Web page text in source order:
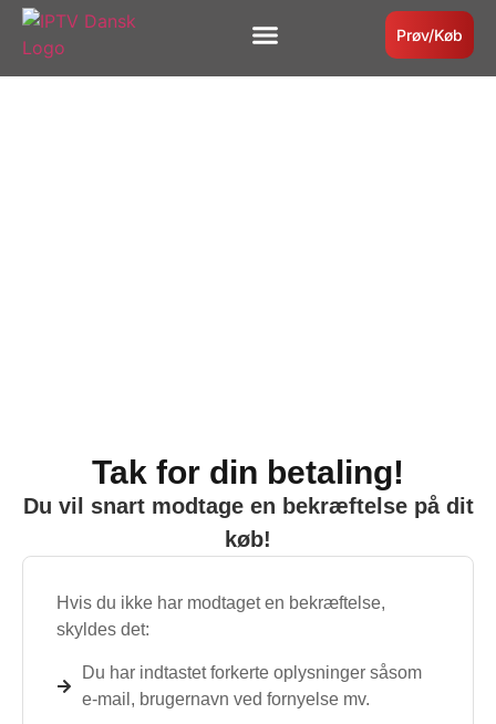
Prøv/Køb
Tak for din betaling!
Du vil snart modtage en bekræftelse på dit
køb!
Hvis du ikke har modtaget en bekræftelse,
skyldes det:
Du har indtastet forkerte oplysninger såsom
e-mail, brugernavn ved fornyelse mv.